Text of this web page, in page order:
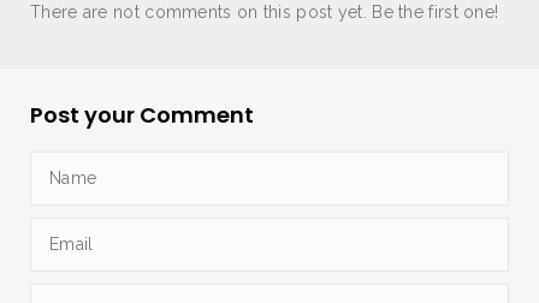
There are not comments on this post yet. Be the first one!
Post your Comment